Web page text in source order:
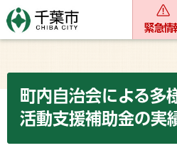
緊急情
町内自治会による多
活動支援補助金の実